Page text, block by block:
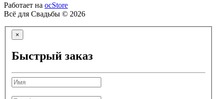
Работает на ocStore
Всё для Свадьбы © 2026
×
Быстрый заказ